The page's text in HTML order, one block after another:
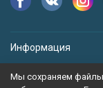
Информация
Мы сохраняем файлы